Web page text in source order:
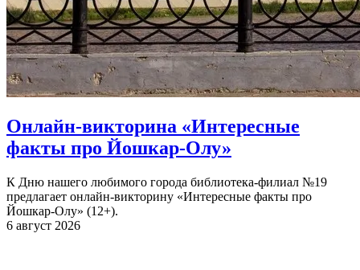
Онлайн-викторина «Интересные
факты про Йошкар-Олу»
К Дню нашего любимого города библиотека-филиал №19
предлагает онлайн-викторину «Интересные факты про
Йошкар-Олу» (12+).
6 август 2026